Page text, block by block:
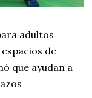
adultos
de
que ayudan a